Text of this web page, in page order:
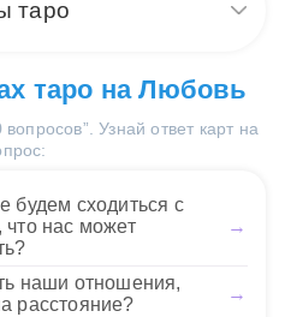
успеха.
Паж Пентаклей обещает
в начинаниях. Вместе
дело будет
и вы можете
от внешних
и Паж Пентаклей
сочетанию власти
Этот союз
о том, что ваше
целей. Ваша решимость
в делах.
таро
контексте карты
необходимость
авторитетных
с практическими
о важности
за свои
тогда как Паж
изучение нового и
Эти карты могут
таро на Любовь
Узнай ответ карт на
будем сходиться с
что нас может
→
наши отношения,
расстояние?
→